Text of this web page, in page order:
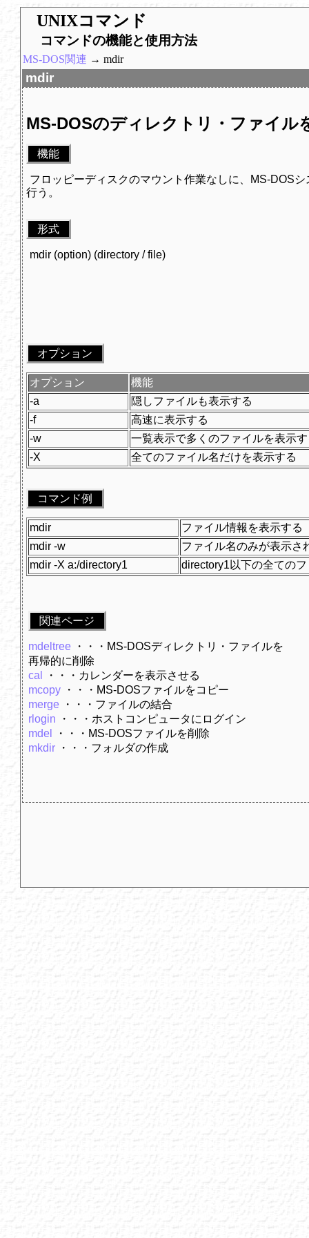
UNIXコマンド
コマンドの機能と使用方法
MS-DOS関連 → mdir
mdir
MS-DOSのディレクトリ・ファイル
機能
フロッピーディスクのマウント作業なしに、MS-DOS
行う。
形式
mdir (option) (directory / file)
オプション
オプション
機能
-a
隠しファイルも表示する
-f
高速に表示する
-w
一覧表示で多くのファイルを表示
-X
全てのファイル名だけを表示する
コマンド例
mdir
ファイル情報を表示する
mdir -w
ファイル名のみが表示さ
mdir -X a:/directory1
directory1以下の全ての
関連ページ
mdeltree ・・・MS-DOSディレクトリ・ファイルを
再帰的に削除
cal
・・・カレンダーを表示させる
mcopy ・・・MS-DOSファイルをコピー
merge ・・・ファイルの結合
rlogin ・・・ホストコンピュータにログイン
mdel
・・・MS-DOSファイルを削除
mkdir ・・・フォルダの作成